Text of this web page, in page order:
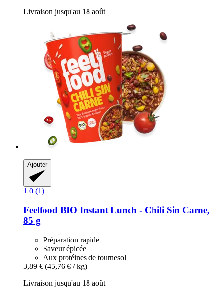
Livraison jusqu'au 18 août
Ajouter
1.0 (1)
Feelfood BIO Instant Lunch -​ Chili Sin Carne,
85 g
Préparation rapide
Saveur épicée
Aux protéines de tournesol
3,89 € (45,76 € / kg)
Livraison jusqu'au 18 août